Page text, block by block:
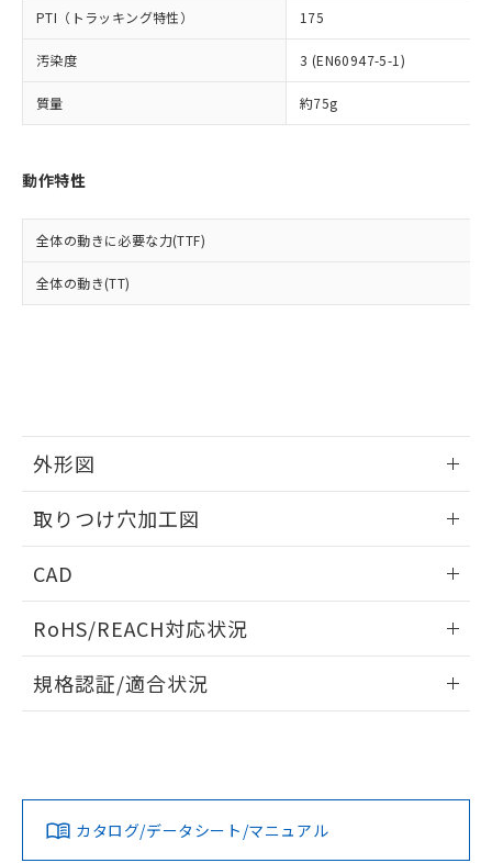
PTI（トラッキング特性） 175
汚染度 3 (EN60947-5-1)
質量 約75g
動作特性
全体の動きに必要な力(TTF)
全体の動き(TT)
外形図
取りつけ穴加工図
CAD
ドすることができます。
ログイン/会員登録
ダウンロードデータをご利用いただく前に、以下を必ずお読
みください。
ソフトウェアの使用条件
RoHS/REACH対応状況
EU RoHS 注意事項・凡例
対応済み
規格認証/適合状況
カタログ/データシート/マニュアル
登録された部品リストについて、当社
および当社の共同利用者が、当社の製
品・サービスに関するお客様との取
引・商談に必要な範囲で利用すること
※3 非含有証明書ダウンロード
下記の非含有証明書をダウンロードするこ
EU RoHS指令（10物質）の非含有証明書
ものではありません。
また、RoHS指令のフタル酸エステル類４
荷製品に未対応品が混在することから備考
キャンセル